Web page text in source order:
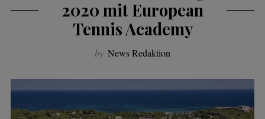
2020 mit European
Tennis Academy
by News Redaktion